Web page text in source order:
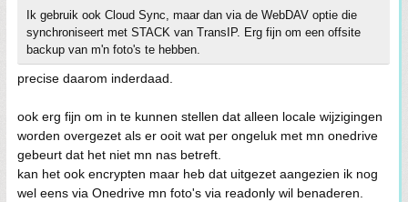
Ik gebruik ook Cloud Sync, maar dan via de WebDAV optie die
synchroniseert met STACK van TransIP. Erg fijn om een offsite
backup van m'n foto's te hebben.
precise daarom inderdaad.
ook erg fijn om in te kunnen stellen dat alleen locale wijzigingen
worden overgezet als er ooit wat per ongeluk met mn onedrive
gebeurt dat het niet mn nas betreft.
kan het ook encrypten maar heb dat uitgezet aangezien ik nog
wel eens via Onedrive mn foto's via readonly wil benaderen.